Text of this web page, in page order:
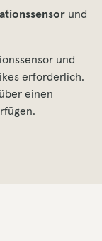
und
und
erforderlich.
einen